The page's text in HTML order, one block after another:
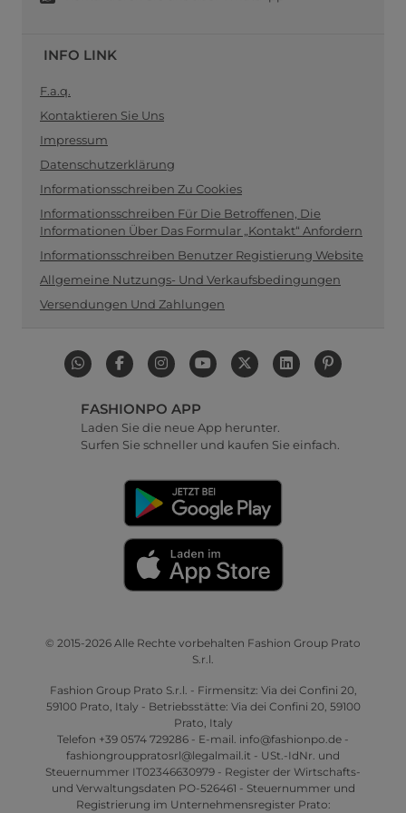
INFO LINK
F.a.q.
Kontaktieren Sie Uns
Impressum
Datenschutzerklärung
Informationsschreiben Zu Cookies
Informationsschreiben Für Die Betroffenen, Die
Informationen Über Das Formular „Kontakt“ Anfordern
Informationsschreiben Benutzer Registierung Website
Allgemeine Nutzungs- Und Verkaufsbedingungen
Versendungen Und Zahlungen
FASHIONPO APP
Laden Sie die neue App herunter.
Surfen Sie schneller und kaufen Sie einfach.
© 2015-2026 Alle Rechte vorbehalten Fashion Group Prato
S.r.l.
Fashion Group Prato S.r.l. - Firmensitz: Via dei Confini 20,
59100 Prato, Italy - Betriebsstätte: Via dei Confini 20, 59100
Prato, Italy
Telefon +39 0574 729286 - E-mail. info@fashionpo.de -
fashiongrouppratosrl@legalmail.it - USt.-IdNr. und
Steuernummer IT02346630979 - Register der Wirtschafts-
und Verwaltungsdaten PO-526461 - Steuernummer und
Registrierung im Unternehmensregister Prato: